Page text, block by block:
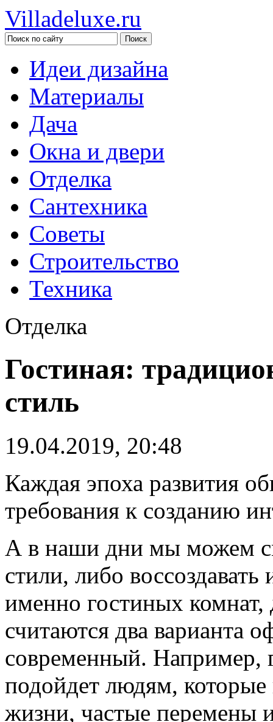
Villadeluxe.ru
Идеи дизайна
Материалы
Дача
Окна и двери
Отделка
Сантехника
Советы
Строительство
Техника
Отделка
Гостиная:
стиль
19.04.2019, 20:48
Каждая эпоха развития
требования к созданию
А в наши дни мы можем
стили, либо воссоздавать
именно гостиных
считаются два варианта
современный. Например,
подойдет людям,
жизни, частые перемены